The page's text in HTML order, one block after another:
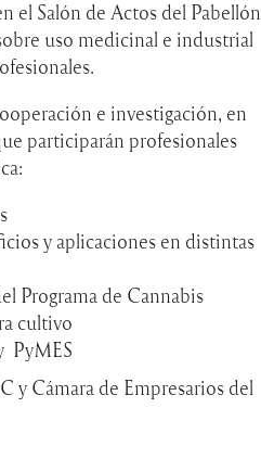
el Salón de Actos del Pabellón
uso medicinal e industrial
e investigación, en
participarán profesionales
y aplicaciones en distintas
Programa de Cannabis
cultivo
PyMES
Cámara de Empresarios del